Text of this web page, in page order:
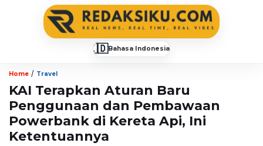
🇮🇩Bahasa Indonesia
Home / Travel
KAI Terapkan Aturan Baru
Penggunaan dan Pembawaan
Powerbank di Kereta Api, Ini
Ketentuannya